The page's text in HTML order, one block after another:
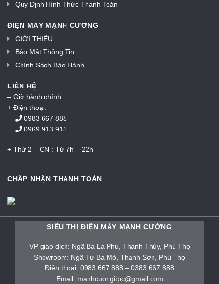
Quy Định Hình Thức Thanh Toán
ĐIỆN MÁY MẠNH CƯỜNG
GIỚI THIỆU
Bảo Mật Thông Tin
Chính Sách Bảo Hành
LIÊN HỆ
– Giờ hành chính:
+ Điện thoại:
0983 667 888
0969 913 913
+ Thứ 2 – CN : Từ 7h – 22h
CHẤP NHẬN THANH TOÁN
SIÊU THỊ ĐIỆN MÁY MẠNH CƯỜNG
VP giao dịch: Ngã Ba La Phù, Thanh Thủy, Phú Thọ
Showroom: Ngã Tư Ba Mỏ, Thanh Sơn, Phú Thọ
Điện thoại: 0983 667 888 – 0383 667 888
Email: manhcuongitpc@gmail.com